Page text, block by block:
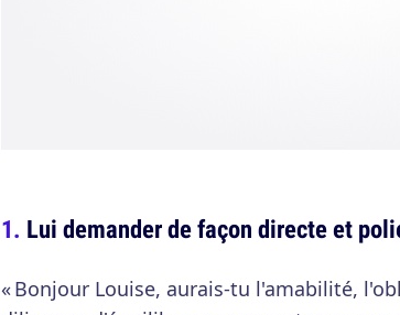
Lui demander de façon directe et
« Bonjour Louise, aurais-tu l'amabilité,